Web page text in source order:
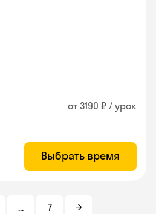
от 3190 ₽ / урок
Выбрать время
... 7